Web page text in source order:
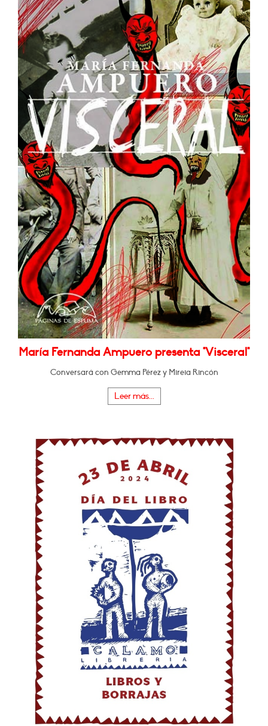
María Fernanda Ampuero presenta "Visceral"
Conversará con Gemma Pérez y Mireia Rincón
Leer más...